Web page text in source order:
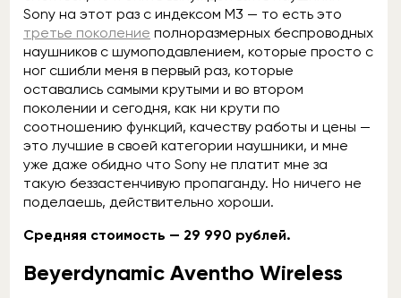
Sony на этот раз с индексом M3 — то есть это
третье поколение полноразмерных беспроводных
наушников с шумоподавлением, которые просто с
ног сшибли меня в первый раз, которые
оставались самыми крутыми и во втором
поколении и сегодня, как ни крути по
соотношению функций, качеству работы и цены —
это лучшие в своей категории наушники, и мне
уже даже обидно что Sony не платит мне за
такую беззастенчивую пропаганду. Но ничего не
поделаешь, действительно хороши.
Средняя стоимость — 29 990 рублей.
Beyerdynamic Aventho Wireless